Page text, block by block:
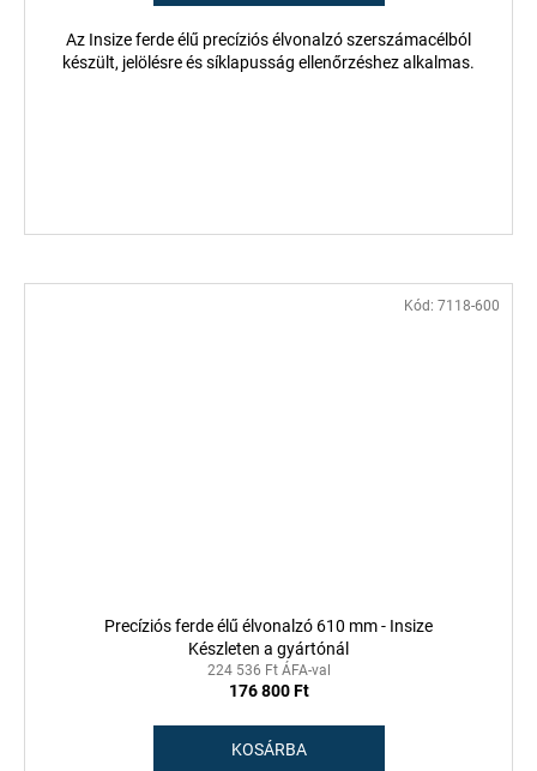
Az Insize ferde élű precíziós élvonalzó szerszámacélból
készült, jelölésre és síklapusság ellenőrzéshez alkalmas.
Precíziós ferde élű élvonalzó 610 mm - Insize
Készleten a gyártónál
224 536 Ft ÁFA-val
176 800 Ft
KOSÁRBA
Kód: 7118-600